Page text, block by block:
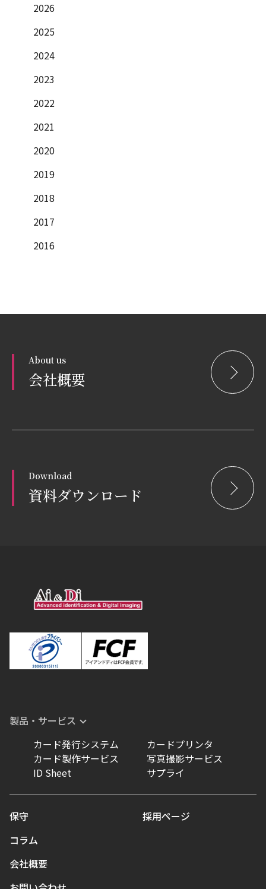
2026
2025
2024
2023
2022
2021
2020
2019
2018
2017
2016
About us
会社概要
Download
資料ダウンロード
製品・サービス
カード発行システム
カードプリンタ
カード製作サービス
写真撮影サービス
ID Sheet
サプライ
保守
コラム
会社概要
採用ページ